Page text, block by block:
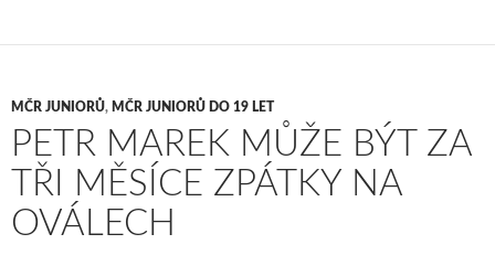
MČR JUNIORŮ, MČR JUNIORŮ DO 19 LET
PETR MAREK MŮŽE BÝT ZA
TŘI MĚSÍCE ZPÁTKY NA
OVÁLECH